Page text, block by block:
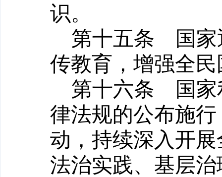
识。
第十五条 国家
传教育，增强全
第十六条 国家
律法规的公布施
动，持续深入开
法治实践、基层